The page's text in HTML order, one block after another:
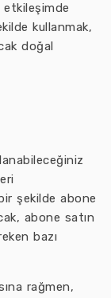
kullanmak,
doğal
şekilde abone
abone satın
bazı
rağmen,